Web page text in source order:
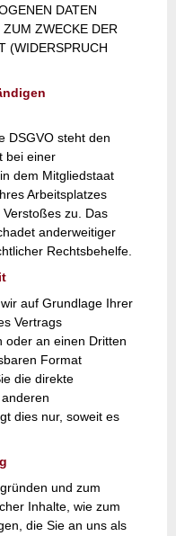
DATEN
ZWECKE DER
(WIDERSPRUCH
DSGVO steht den
bei einer
dem Mitgliedstaat
Arbeitsplatzes
zu. Das
anderweitiger
Rechtsbehelfe.
auf Grundlage Ihrer
Vertrags
oder an einen Dritten
Format
die direkte
dies nur, soweit es
und zum
Inhalte, wie zum
die Sie an uns als